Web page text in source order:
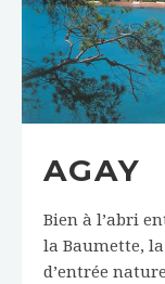
AGAY
Bien à l’abri
la Baumette,
d’entrée